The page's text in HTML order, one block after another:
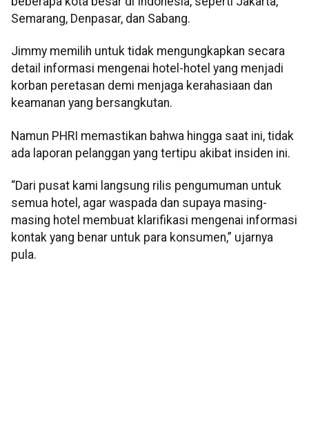
Semarang, Denpasar, dan Sabang.
Jimmy memilih untuk tidak mengungkapkan secara
detail informasi mengenai hotel-hotel yang menjadi
korban peretasan demi menjaga kerahasiaan dan
keamanan yang bersangkutan.
Namun PHRI memastikan bahwa hingga saat ini, tidak
ada laporan pelanggan yang tertipu akibat insiden ini.
“Dari pusat kami langsung rilis pengumuman untuk
semua hotel, agar waspada dan supaya masing-
masing hotel membuat klarifikasi mengenai informasi
kontak yang benar untuk para konsumen,” ujarnya
pula.